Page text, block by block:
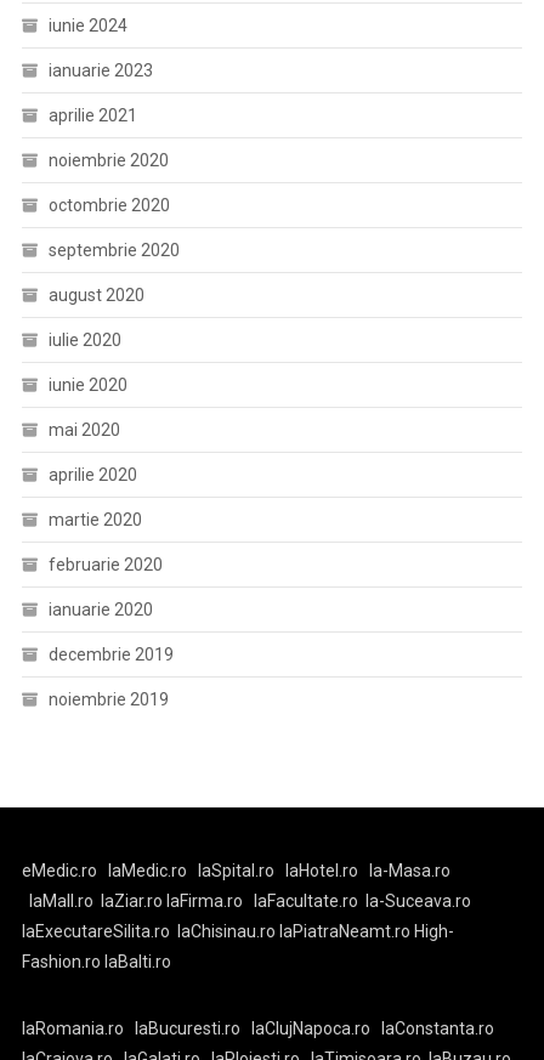
iunie 2024
ianuarie 2023
aprilie 2021
noiembrie 2020
octombrie 2020
septembrie 2020
august 2020
iulie 2020
iunie 2020
mai 2020
aprilie 2020
martie 2020
februarie 2020
ianuarie 2020
decembrie 2019
noiembrie 2019
eMedic.ro laMedic.ro laSpital.ro laHotel.ro
la-Masa.ro
laMall.ro
laZiar.ro laFirma.ro laFacultate.ro
la-Suceava.ro
laExecutareSilita.ro
laChisinau.ro laPiatraNeamt.ro High-
Fashion.ro laBalti.ro
laRomania.ro laBucuresti.ro laClujNapoca.ro
laConstanta.ro